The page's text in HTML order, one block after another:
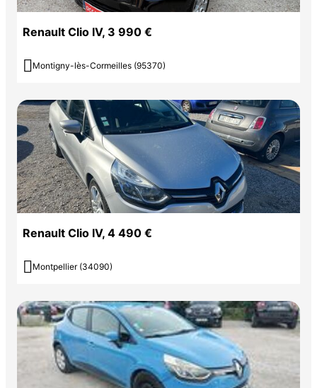
Renault Clio IV, 3 990 €
 Montigny-lès-Cormeilles (95370)
Renault Clio IV, 4 490 €
 Montpellier (34090)